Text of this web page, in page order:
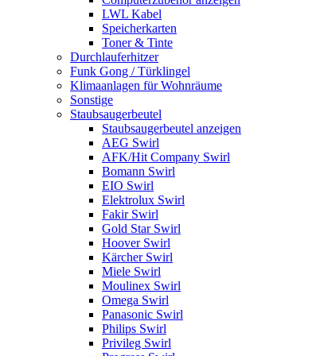
LWL Kabel
Speicherkarten
Toner & Tinte
Durchlauferhitzer
Funk Gong / Türklingel
Klimaanlagen für Wohnräume
Sonstige
Staubsaugerbeutel
Staubsaugerbeutel anzeigen
AEG Swirl
AFK/Hit Company Swirl
Bomann Swirl
EIO Swirl
Elektrolux Swirl
Fakir Swirl
Gold Star Swirl
Hoover Swirl
Kärcher Swirl
Miele Swirl
Moulinex Swirl
Omega Swirl
Panasonic Swirl
Philips Swirl
Privileg Swirl